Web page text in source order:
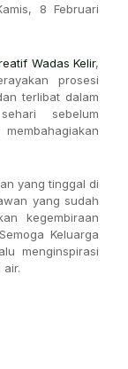
8 Februari
Wadas Kelir,
prosesi
terlibat dalam
sebelum
yang tinggal di
yang sudah
kegembiraan
Keluarga
menginspirasi